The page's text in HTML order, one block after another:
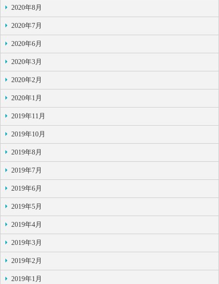
2020年8月
2020年7月
2020年6月
2020年3月
2020年2月
2020年1月
2019年11月
2019年10月
2019年8月
2019年7月
2019年6月
2019年5月
2019年4月
2019年3月
2019年2月
2019年1月